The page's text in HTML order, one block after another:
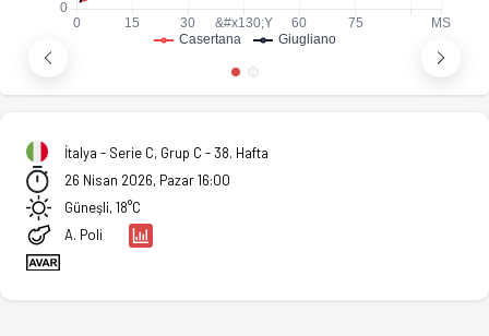
İtalya - Serie C, Grup C - 38. Hafta
26 Nisan 2026, Pazar 16:00
Güneşli, 18°C
A. Poli